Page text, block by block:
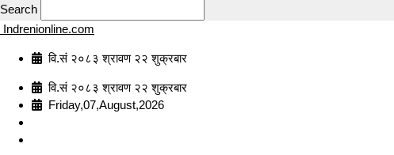
Search
Indrenionline.com
वि.सं २०८३ श्रावण २२ शुक्रबार
वि.सं २०८३ श्रावण २२ शुक्रबार
Friday,07,August,2026